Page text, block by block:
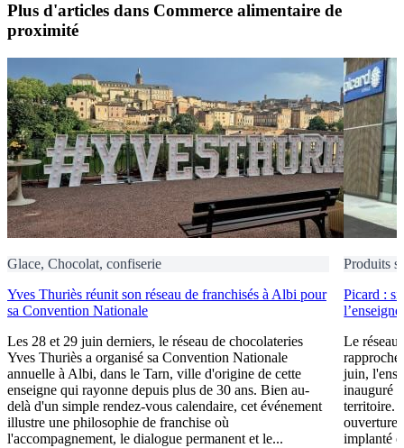
Plus d'articles dans Commerce alimentaire de
proximité
Glace, Chocolat, confiserie
Yves Thuriès réunit son réseau de franchisés à Albi pour
sa Convention Nationale
Les 28 et 29 juin derniers, le réseau de chocolateries
Yves Thuriès a organisé sa Convention Nationale
annuelle à Albi, dans le Tarn, ville d'origine de cette
enseigne qui rayonne depuis plus de 30 ans. Bien au-
delà d'un simple rendez-vous calendaire, cet événement
illustre une philosophie de franchise où
l'accompagnement, le dialogue permanent et le...
Produits
Picard :
Le réseau
rapproche
juin,
inauguré
territoire.
implanté